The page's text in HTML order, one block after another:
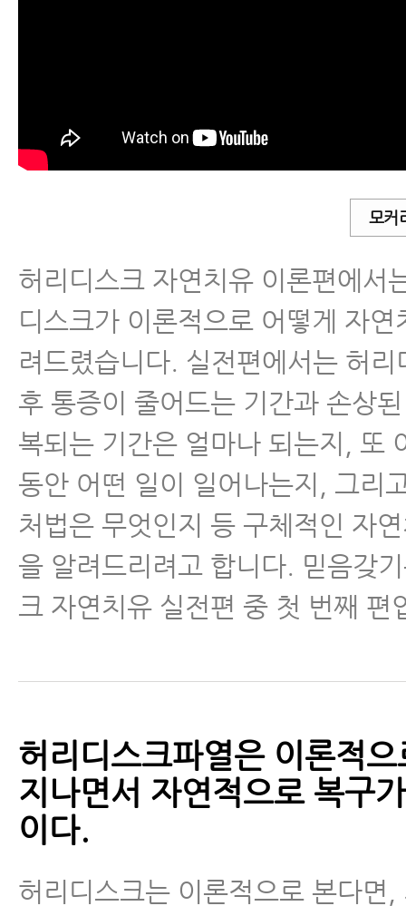
- 허리디스크 자연치유 - 이론편
- 허리디스크파열 자연치유 - 실전
- 허리디스크파열 자연치유 - 실전
및 회복패턴 알기
- 서울 한방척추전문병원이 알려
수술 신중히 결정해야 하는 이유
- 허리디스크 파열
- 허리디스크 파열 흡수되는 이유
- 허리디스크 파열 한방치료로 어
요?
- 허리디스크파열 됐을 때 한의사
나요
- 허리디스크 앉는 자세
- 허리디스크치료 한약 효과
모커
허리디스크 자연치유 이론편에서
디스크가 이론적으로 어떻게 자연
려드렸습니다. 실전편에서는 허리
후 통증이 줄어드는 기간과 손상
복되는 기간은 얼마나 되는지, 또
동안 어떤 일이 일어나는지, 그리
처법은 무엇인지 등 구체적인 자
을 알려드리려고 합니다. 믿음갖
크 자연치유 실전편 중 첫 번째 편
허리디스크파열은 이론적
지나면서 자연적으로 복구
이다.
허리디스크는 이론적으로 본다면,